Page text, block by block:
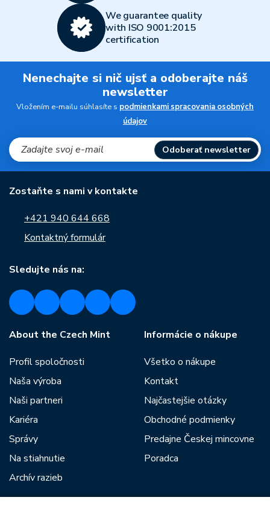
We guarantee quality
with ISO 9001:2015
certification
Nenechajte si nič ujsť a odoberajte náš
newsletter
Vložením e-mailu súhlasíte s podmienkami spracovania osobných
údajov
Odoberať newsletter
Zostaňte s nami v kontakte
+421 940 644 668
Kontaktný formulár
Sledujte nás na:
About the Czech Mint
Profil spoločnosti
Naša výroba
Naši partneri
Kariéra
Správy
Na stiahnutie
Archív razieb
Informácie o nákupe
Všetko o nákupe
Kontakt
Najčastejšie otázky
Obchodné podmienky
Predajne Českej mincovne
Poradca